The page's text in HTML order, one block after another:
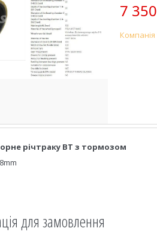
7
річтраку ВТ з тормозом
для замовлення